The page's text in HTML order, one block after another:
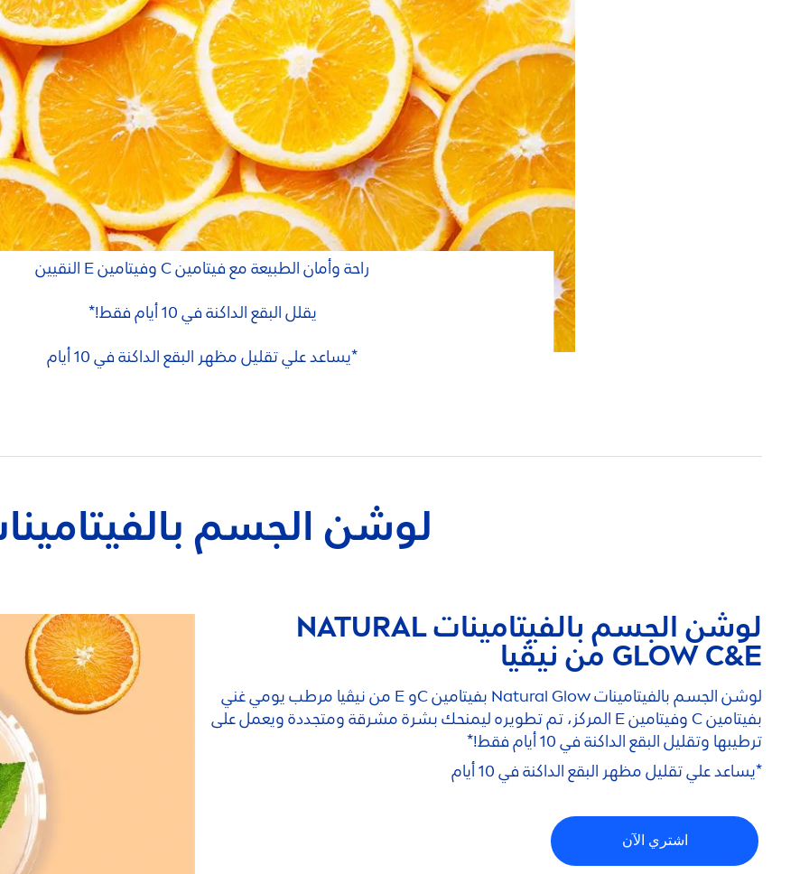
راحة وأمان الطبيعة مع فيتامين C وفيتامين E النقيين
يقلل البقع الداكنة في 10 أيام فقط!*
*يساعد علي تقليل مظهر البقع الداكنة في 10 أيام
لوشن الجسم
لوشن الجسم بالفيتاميناتNATURAL
GLOW C&E من نيڤيا
لوشن الجسم بالفيتامينات Natural
Glow بفيتامين Cو E من نيڤيا مرطب يومي غني
بفيتامين C وفيتامين E المركز، تم تطويره ليمنحك بشرة مشرقة ومتجددة ويعمل على
ترطيبها وتقليل البقع الداكنة في 10 أيام فقط!*
*يساعد علي تقليل مظهر البقع الداكنة في 10 أيام
اشتري الآن